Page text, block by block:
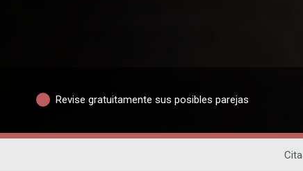
Revise gratuitamente sus posibles parejas